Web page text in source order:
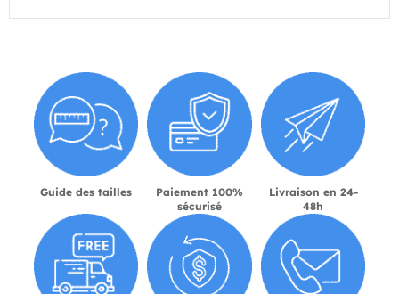
Guide des tailles
Paiement 100%
sécurisé
Livraison en 24-
48h